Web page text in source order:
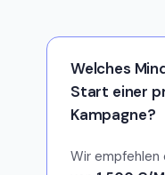
Welches
Start einer
Kampagne?
Wir